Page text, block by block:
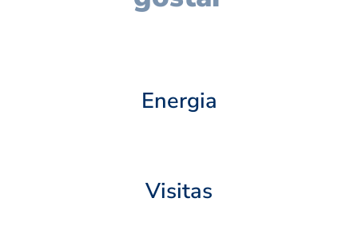
Energia
Visitas